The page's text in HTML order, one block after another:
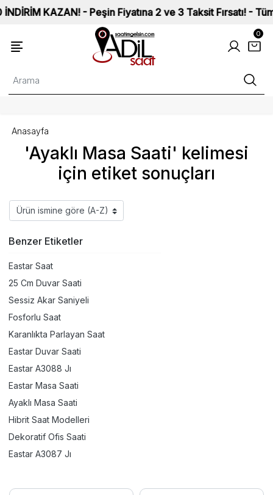
KAZAN! - Peşin Fiyatına 2 ve 3 Taksit Fırsatı! -
0
'Ayaklı Masa Saati' kelimesi
için etiket sonuçları
Anasayfa
Benzer Etiketler
Eastar Saat
25 Cm Duvar Saati
Sessiz Akar Saniyeli
Fosforlu Saat
Karanlıkta Parlayan Saat
Eastar Duvar Saati
Eastar A3088 Jı
Eastar Masa Saati
Ayaklı Masa Saati
Hibrit Saat Modelleri
Dekoratif Ofis Saati
Eastar A3087 Jı